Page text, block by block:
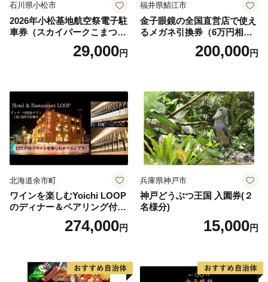
石川県小松市
2026年小松基地航空祭電子駐
車券（スカイパークこまつ
翼） 駐車場 シャトルバスの
りばすぐ 石川県 小松市
29,000円
福井県鯖江市
金子眼鏡の全国直営店で使え
るメガネ引換券（6万円相
当） Platinum200,000円
北海道余市町
ワインを楽しむYoichi LOOP
のディナー＆ペアリング付宿
泊プラン＜デラックスツイン
274,000円
兵庫県神戸市
神戸どうぶつ王国 入園券(２
名様分)
15,000円